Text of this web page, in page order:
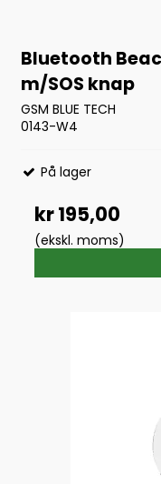
Bluetooth
m/SOS knap
GSM BLUE TECH
0143-W4
På lager
kr 195,00
(ekskl. moms)